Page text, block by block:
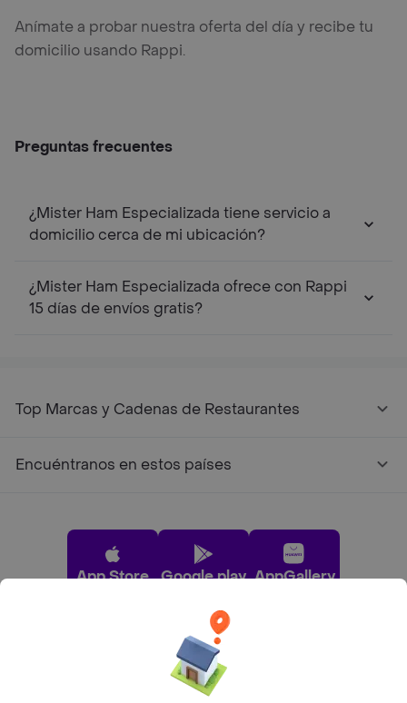
Anímate a probar nuestra oferta del día y recibe tu
domicilio usando Rappi.
Preguntas frecuentes
¿Mister Ham Especializada tiene servicio a
domicilio cerca de mi ubicación?
¿Mister Ham Especializada ofrece con Rappi
15 días de envíos gratis?
Top Marcas y Cadenas de Restaurantes
Encuéntranos en estos países
App Store Google play AppGallery
Pide tu comida favorita cerca de ti